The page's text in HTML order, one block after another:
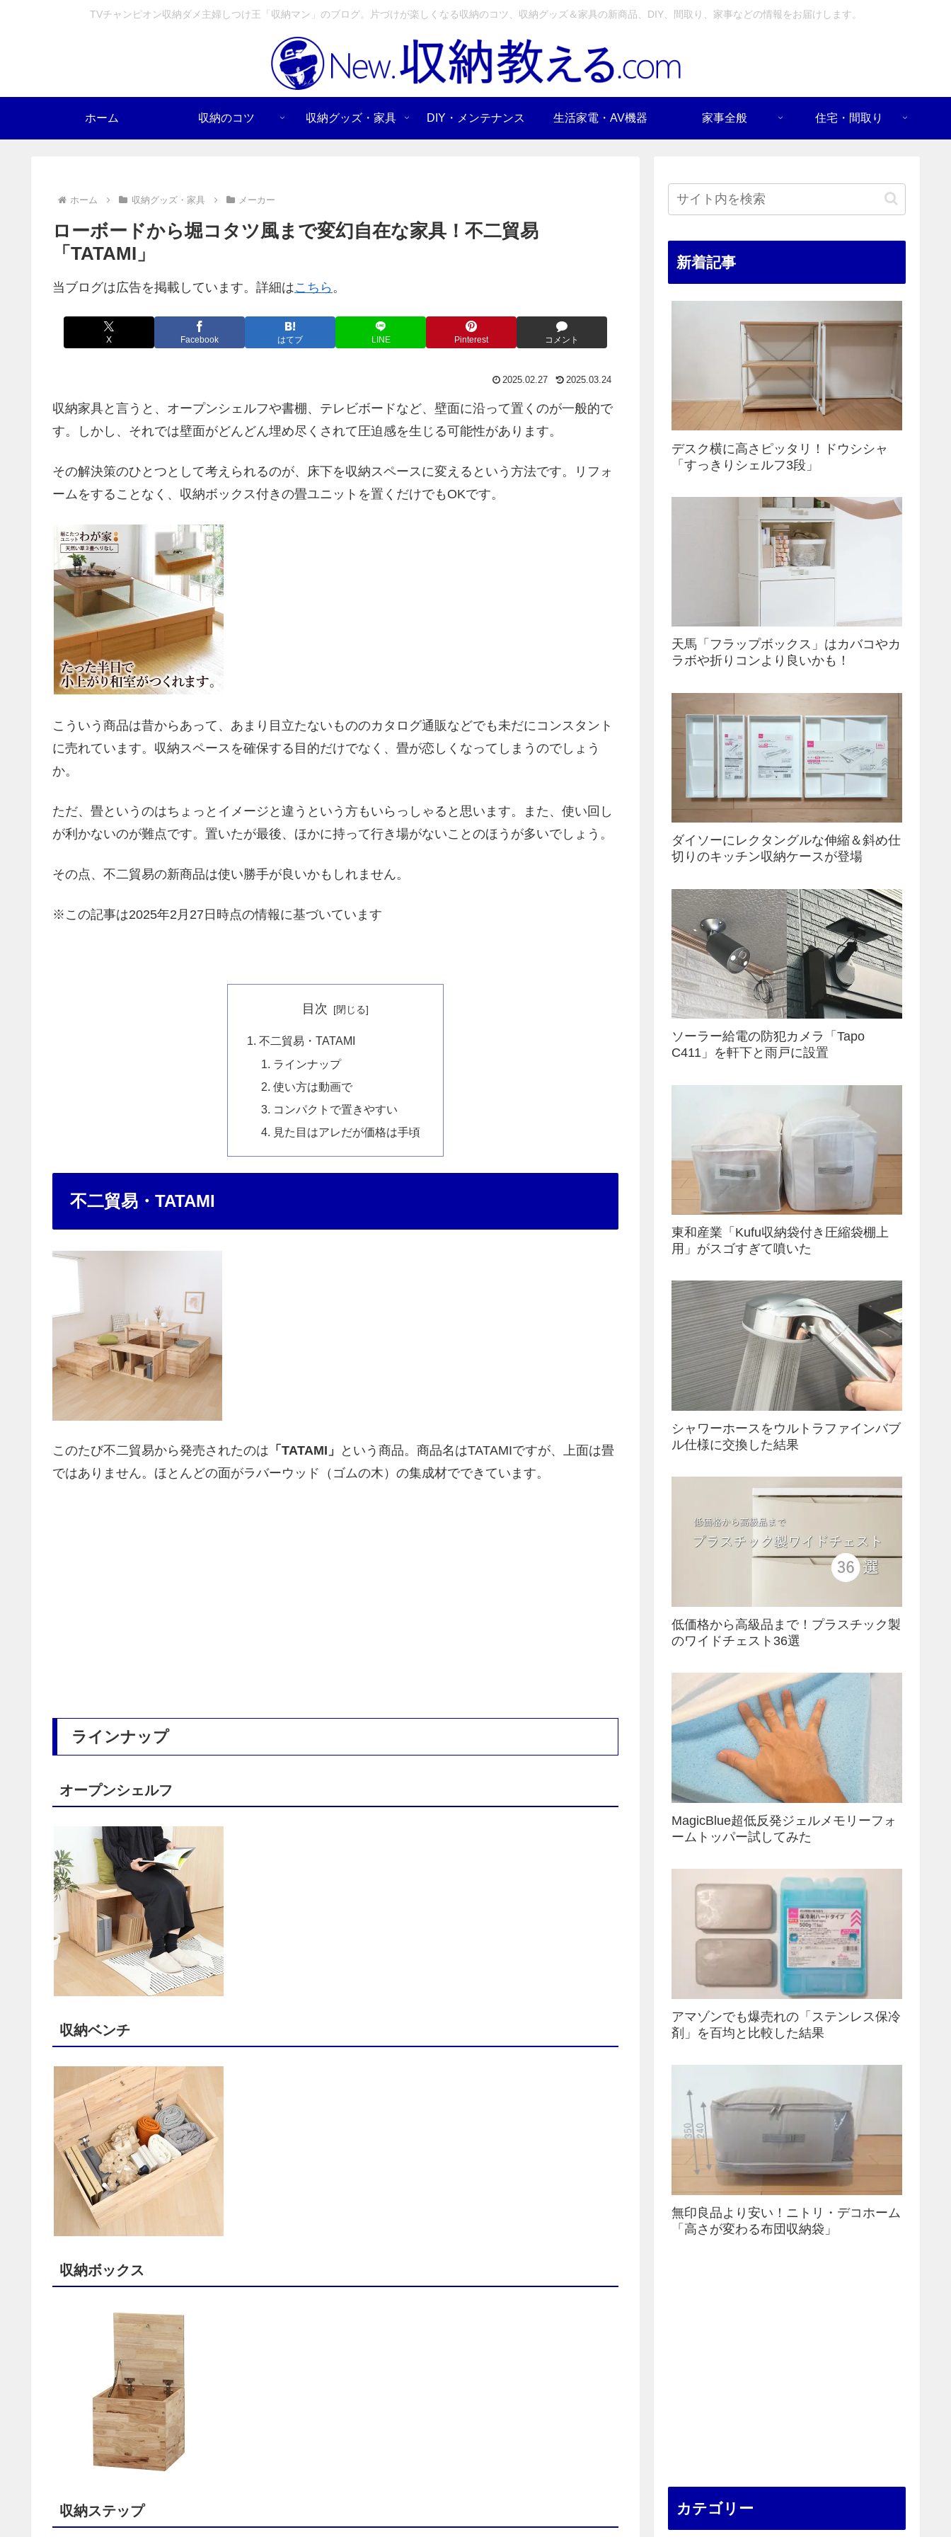
TVチャンピオン収納ダメ主婦しつけ王「収納マン」のブログ。片づけが楽しくなる収納のコツ、収納グッズ＆家具の新商品、DIY、間取り、家事などの情報をお届けします。
ホーム 収納のコツ 収納グッズ・家具 DIY・メンテナンス 生活家電・AV機器 家事全般 住宅・間取り
ホーム 収納グッズ・家具 メーカー
ローボードから堀コタツ風まで変幻自在な家具！不二貿易
「TATAMI」
当ブログは広告を掲載しています。詳細はこちら 。
X Facebook はてブ LINE Pinterest コメント
2025.02.27 2025.03.24
収納家具と言うと、オープンシェルフや書棚、テレビボードなど、壁面に沿って置くのが一般的で
す。しかし、それでは壁面がどんどん埋め尽くされて圧迫感を生じる可能性があります。
その解決策のひとつとして考えられるのが、床下を収納スペースに変えるという方法です。リフォ
ームをすることなく、収納ボックス付きの畳ユニットを置くだけでもOKです。
こういう商品は昔からあって、あまり目立たないもののカタログ通販などでも未だにコンスタント
に売れています。収納スペースを確保する目的だけでなく、畳が恋しくなってしまうのでしょう
か。
ただ、畳というのはちょっとイメージと違うという方もいらっしゃると思います。また、使い回し
が利かないのが難点です。置いたが最後、ほかに持って行き場がないことのほうが多いでしょう。
その点、不二貿易の新商品は使い勝手が良いかもしれません。
※この記事は2025年2月27日時点の情報に基づいています
目次
不二貿易・TATAMI
ラインナップ
使い方は動画で
コンパクトで置きやすい
見た目はアレだが価格は手頃
不二貿易・TATAMI
このたび不二貿易から発売されたのは 「TATAMI」
という商品。商品名はTATAMIですが、上面は畳
ではありません。ほとんどの面がラバーウッド（ゴムの木）の集成材でできています。
ラインナップ
オープンシェルフ
収納ベンチ
収納ボックス
収納ステップ
新着記事
デスク横に高さピッタリ！ドウシシャ
「すっきりシェルフ3段」
天馬「フラップボックス」はカバコやカ
ラボや折りコンより良いかも！
ダイソーにレクタングルな伸縮＆斜め仕
切りのキッチン収納ケースが登場
ソーラー給電の防犯カメラ「Tapo
C411」を軒下と雨戸に設置
東和産業「Kufu収納袋付き圧縮袋棚上
用」がスゴすぎて噴いた
シャワーホースをウルトラファインバブ
ル仕様に交換した結果
低価格から高級品まで！プラスチック製
のワイドチェスト36選
MagicBlue超低反発ジェルメモリーフォ
ームトッパー試してみた
アマゾンでも爆売れの「ステンレス保冷
剤」を百均と比較した結果
無印良品より安い！ニトリ・デコホーム
「高さが変わる布団収納袋」
カテゴリー